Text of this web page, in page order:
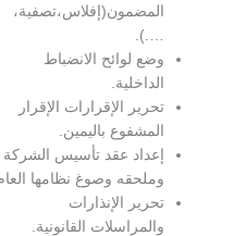
لوائح الانضباط
الإقرارات الإقرار
باليمين.
عقد تأسيس الشركة
وصوغ نظامها العام.
الإنذارات
القانونية.